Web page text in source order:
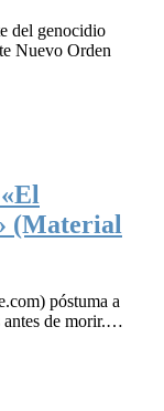
del genocidio
Nuevo Orden
(Material
póstuma a
antes de morir.…